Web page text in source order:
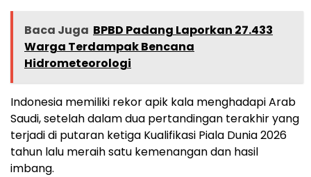
Baca Juga BPBD Padang Laporkan 27.433
Warga Terdampak Bencana
Hidrometeorologi
Indonesia memiliki rekor apik kala menghadapi Arab
Saudi, setelah dalam dua pertandingan terakhir yang
terjadi di putaran ketiga Kualifikasi Piala Dunia 2026
tahun lalu meraih satu kemenangan dan hasil
imbang.